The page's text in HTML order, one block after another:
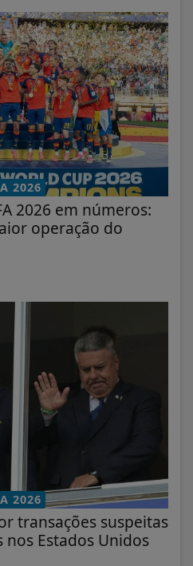
2026
2026 em números:
operação do
2026
transações suspeitas
nos Estados Unidos